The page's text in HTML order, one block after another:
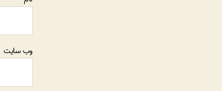
وب‌ سایت